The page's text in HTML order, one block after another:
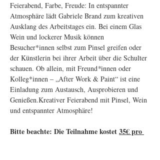
Feierabend, Farbe, Freude: In entspannter
Atmosphäre lädt Gabriele Brand zum kreativen
Ausklang des Arbeitstages ein. Bei einem Glas
Wein und lockerer Musik können
Besucher*innen selbst zum Pinsel greifen oder
der Künstlerin bei ihrer Arbeit über die Schulter
schauen. Ob allein, mit Freund*innen oder
Kolleg*innen – „After Work & Paint“ ist eine
Einladung zum Austausch, Ausprobieren und
Genießen.Kreativer Feierabend mit Pinsel, Wein
und entspannter Atmosphäre!
Bitte beachte: Die Teilnahme kostet 35€ pro